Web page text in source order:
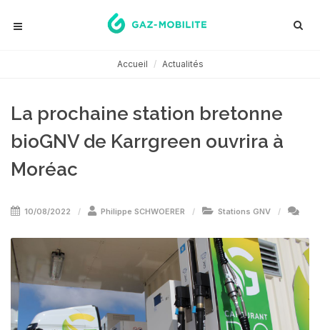
Accueil Actualités
La prochaine station bretonne
bioGNV de Karrgreen ouvrira à
Moréac
10/08/2022 Philippe SCHWOERER Stations GNV